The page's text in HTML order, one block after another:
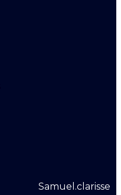
Samuel.clarisse